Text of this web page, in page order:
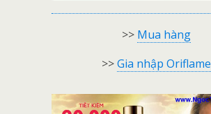
>> Mua hàng
>>Gia nhập Oriflame